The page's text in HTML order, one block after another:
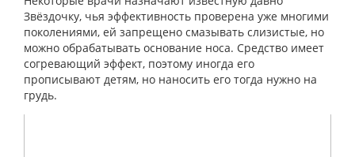
Звёздочку, чья эффективность проверена уже многими
поколениями, ей запрещено смазывать слизистые, но
можно обрабатывать основание носа. Средство имеет
согревающий эффект, поэтому иногда его
прописывают детям, но наносить его тогда нужно на
грудь.